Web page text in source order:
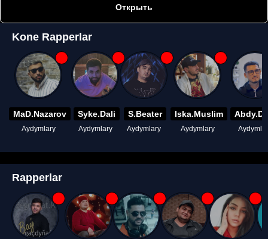
Открыть
Kone Rapperlar
MaD.Nazarov
Aydymlary
Syke.Dali
Aydymlary
S.Beater
Aydymlary
Iska.Muslim
Aydymlary
Rapperlar